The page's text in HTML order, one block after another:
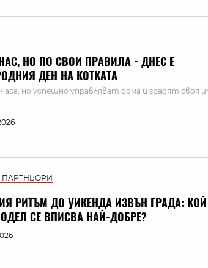
НО ПО СВОИ ПРАВИЛА - ДНЕС Е
ДЕН НА КОТКАТА
часа, но успешно управляват дома и градят своя
ПАРТНЬОРИ
РИТЪМ ДО УИКЕНДА ИЗВЪН ГРАДА: КОЙ
СЕ ВПИСВА НАЙ-ДОБРЕ?